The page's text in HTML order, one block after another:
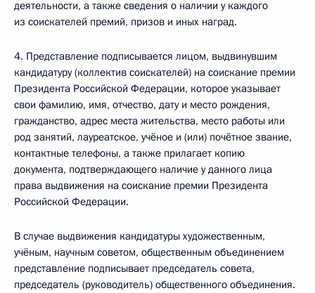
деятельности, а также сведения о наличии у каждого
из соискателей премий, призов и иных наград.
4. Представление подписывается лицом, выдвинувшим
кандидатуру (коллектив соискателей) на соискание премии
Президента Российской Федерации, которое указывает
свои фамилию, имя, отчество, дату и место рождения,
гражданство, адрес места жительства, место работы или
род занятий, лауреатское, учёное и (или) почётное звание,
контактные телефоны, а также прилагает копию
документа, подтверждающего наличие у данного лица
права выдвижения на соискание премии Президента
Российской Федерации.
В случае выдвижения кандидатуры художественным,
учёным, научным советом, общественным объединением
представление подписывает председатель совета,
председатель (руководитель) общественного объединения.